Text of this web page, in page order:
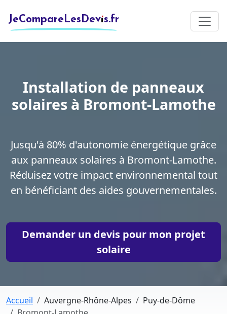
JeCompareLesDevis.fr
Installation de panneaux
solaires à Bromont-Lamothe
Jusqu'à 80% d'autonomie énergétique grâce
aux panneaux solaires à Bromont-Lamothe.
Réduisez votre impact environnemental tout
en bénéficiant des aides gouvernementales.
Demander un devis pour mon projet
solaire
Accueil Auvergne-Rhône-Alpes
Puy-de-Dôme